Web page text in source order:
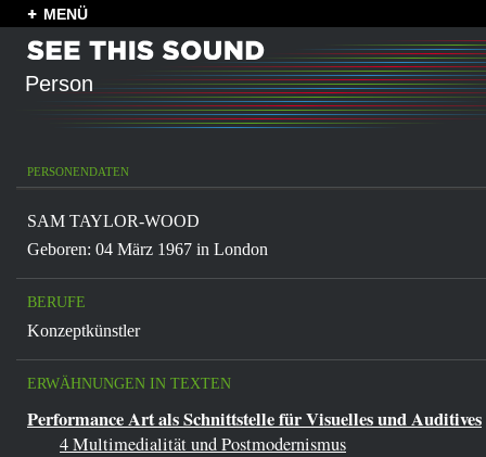
MENÜ
Person
PERSONENDATEN
SAM TAYLOR-WOOD
Geboren: 04 März 1967 in London
BERUFE
Konzeptkünstler
ERWÄHNUNGEN IN TEXTEN
Performance Art als Schnittstelle für Visuelles und Auditives
4 Multimedialität und Postmodernismus